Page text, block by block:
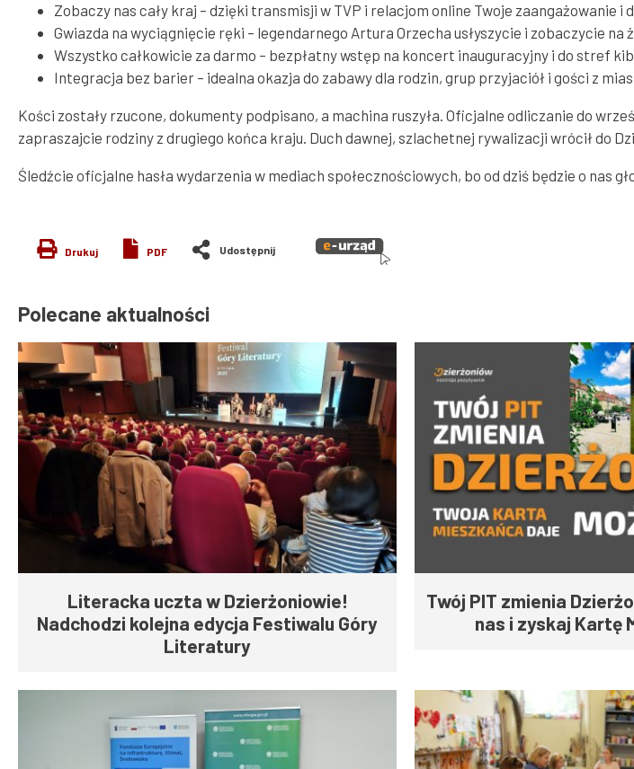
Zobaczy nas cały kraj – dzięki transmisji w TVP i relacjom online Twoje zaangażowanie i
Gwiazda na wyciągnięcie ręki – legendarnego Artura Orzecha usłyszycie i zobaczycie na
Wszystko całkowicie za darmo – bezpłatny wstęp na koncert inauguracyjny i do stref
Integracja bez barier – idealna okazja do zabawy dla rodzin, grup przyjaciół i gości z
Kości zostały rzucone, dokumenty podpisano, a machina ruszyła. Oficjalne odliczanie do
zapraszajcie rodziny z drugiego końca kraju. Duch dawnej, szlachetnej rywalizacji wrócił do
Śledźcie oficjalne hasła wydarzenia w mediach społecznościowych, bo od dziś będzie o nas
Drukuj PDF
Polecane aktualności
Literacka uczta w Dzierżoniowie!
Nadchodzi kolejna edycja Festiwalu Góry
Literatury
Twój PIT zmienia
nas i zyskaj Kartę